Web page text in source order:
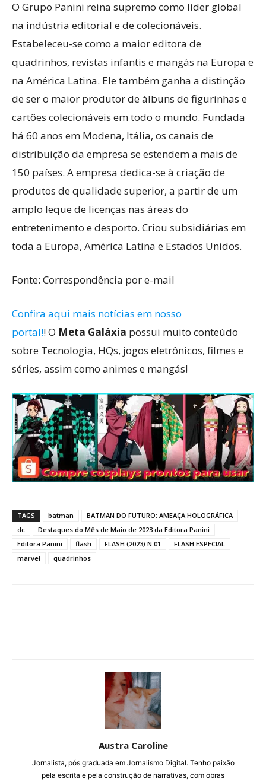
O Grupo Panini reina supremo como líder global
na indústria editorial e de colecionáveis.
Estabeleceu-se como a maior editora de
quadrinhos, revistas infantis e mangás na Europa e
na América Latina. Ele também ganha a distinção
de ser o maior produtor de álbuns de figurinhas e
cartões colecionáveis ​​em todo o mundo. Fundada
há 60 anos em Modena, Itália, os canais de
distribuição da empresa se estendem a mais de
150 países. A empresa dedica-se à criação de
produtos de qualidade superior, a partir de um
amplo leque de licenças nas áreas do
entretenimento e desporto. Criou subsidiárias em
toda a Europa, América Latina e Estados Unidos.
Fonte: Correspondência por e-mail
Confira aqui mais notícias em nosso
portal!! O Meta Galáxia possui muito conteúdo
sobre Tecnologia, HQs, jogos eletrônicos, filmes e
séries, assim como animes e mangás!
TAGS batman
BATMAN DO FUTURO: AMEAÇA HOLOGRÁFICA
dc
Destaques do Mês de Maio de 2023 da Editora Panini
Editora Panini
flash FLASH (2023) N.01
FLASH ESPECIAL
marvel
quadrinhos
Austra Caroline
Jornalista, pós graduada em Jornalismo Digital. Tenho paixão
pela escrita e pela construção de narrativas, com obras